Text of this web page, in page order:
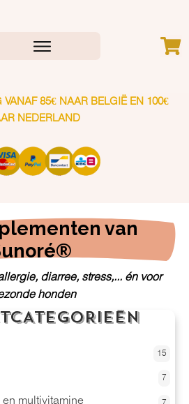
VANAF 85€ NAAR BELGIË EN 100€
NEDERLAND
van
diarree, stress,... én voor
honden
15
7
en multivitamine